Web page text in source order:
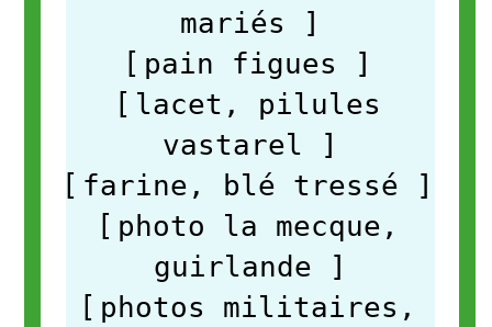
mariés
]
[ pain figues ]
[ lacet, pilules
vastarel
]
[ farine, blé tressé ]
[ photo la mecque,
guirlande
]
[ photos militaires,